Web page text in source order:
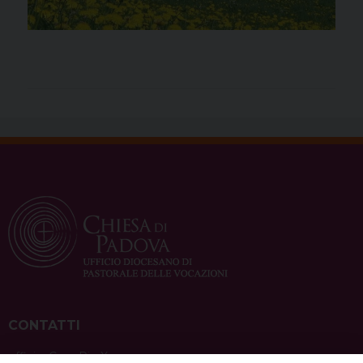
CONTATTI
ufficio: Casa Pio X